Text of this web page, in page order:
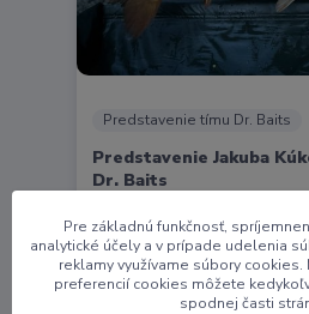
Predstavenie tímu Dr. Baits
Predstavenie Jakuba
Dr. Baits
Pre základnú funkčnosť,
analytické účely a v prípade udelenia
reklamy využívame súbory cookies.
preferencií cookies môžete
spodnej časti